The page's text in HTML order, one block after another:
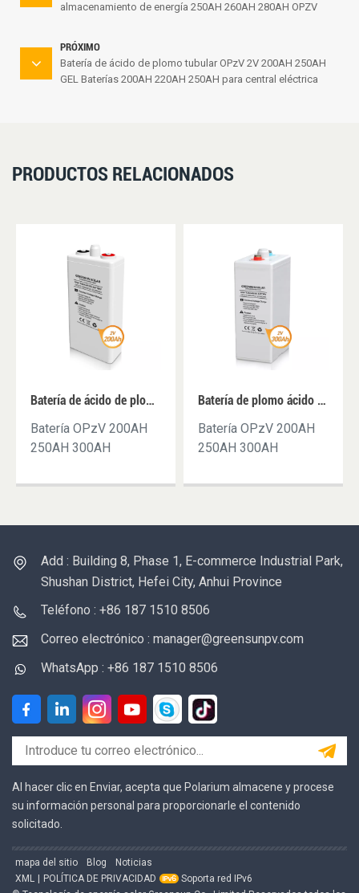
almacenamiento de energía 250AH 260AH 280AH OPZV
PRÓXIMO
Batería de ácido de plomo tubular OPzV 2V 200AH 250AH
GEL Baterías 200AH 220AH 250AH para central eléctrica
PRODUCTOS RELACIONADOS
Batería de ácido de plomo tubular OPzV 2V 200AH 250AH GEL Baterías 200AH 220AH 250AH para central eléctrica agrícola
Batería OPzV 200AH
250AH 300AH
servicio
propia, precio
garantía, CE, MSDS20
años de tiempo de
vida
Batería de plomo ácido Gel 2V 300AH OPzV Almacenamiento en el hogar Baterías de ciclo profundo 300A Precio
Batería OPzV 200AH
250AH 300AH
servicio
propia, precio
garantía, CE, MSDS20
años de tiempo de
vida
Add : Building 8, Phase 1, E-commerce Industrial Park,
Shushan District, Hefei City, Anhui Province
Teléfono : +86 187 1510 8506
Correo electrónico : manager@greensunpv.com
WhatsApp : +86 187 1510 8506
Al hacer clic en Enviar, acepta que Polarium almacene y procese
su información personal para proporcionarle el contenido
solicitado.
mapa del sitio Blog
Noticias
XML
POLÍTICA DE PRIVACIDAD
Soporta red IPv6